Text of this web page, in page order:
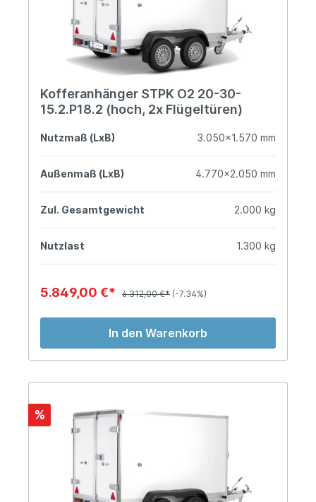
Kofferanhänger STPK O2 20-30-
15.2.P18.2 (hoch, 2x Flügeltüren)
Nutzmaß (LxB) 3.050x1.570 mm
Außenmaß (LxB) 4.770x2.050 mm
Zul. Gesamtgewicht 2.000 kg
Nutzlast 1.300 kg
5.849,00 €* 6.312,00 €* (-7.34%)
In den Warenkorb
%